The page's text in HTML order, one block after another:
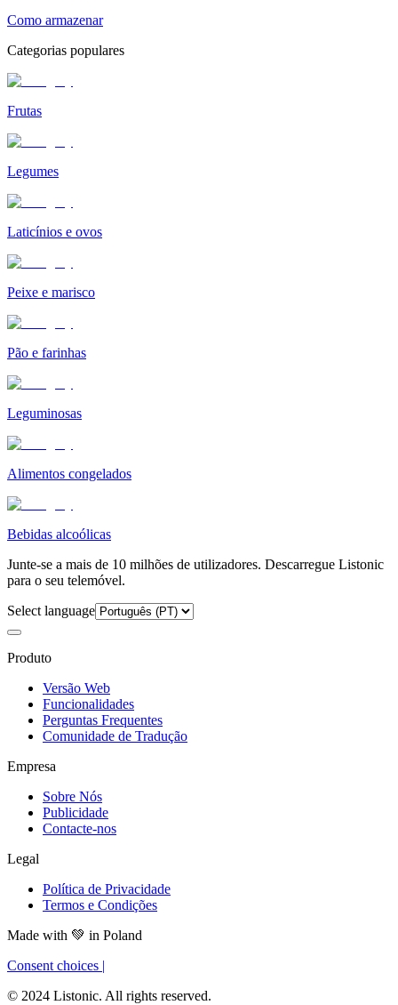
Como armazenar
Categorias populares
Frutas
Legumes
Laticínios e ovos
Peixe e marisco
Pão e farinhas
Leguminosas
Alimentos congelados
Bebidas alcoólicas
Junte-se a mais de 10 milhões de utilizadores. Descarregue Listonic
para o seu telemóvel.
Select language
Produto
Versão Web
Funcionalidades
Perguntas Frequentes
Comunidade de Tradução
Empresa
Sobre Nós
Publicidade
Contacte-nos
Legal
Política de Privacidade
Termos e Condições
Made with 💚 in Poland
Consent choices |
© 2024 Listonic. All rights reserved.